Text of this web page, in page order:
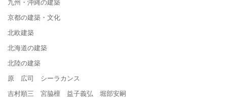
京都の建築・文化
北欧建築
北海道の建築
北陸の建築
原 広司 シーラカンス
吉村順三 宮脇檀 益子義弘 堀部安嗣